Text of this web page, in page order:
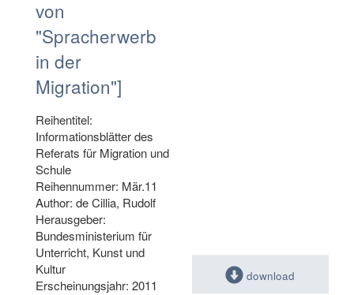
von
"Spracherwerb
in der
Migration"]
Reihentitel:
Informationsblätter des
Referats für Migration und
Schule
Reihennummer: Mär.11
Author: de Cillia, Rudolf
Herausgeber:
Bundesministerium für
Unterricht, Kunst und
Kultur
Erscheinungsjahr: 2011
download